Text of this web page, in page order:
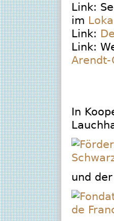
Link:
im
Link:
Link:
Arendt-
In
und der